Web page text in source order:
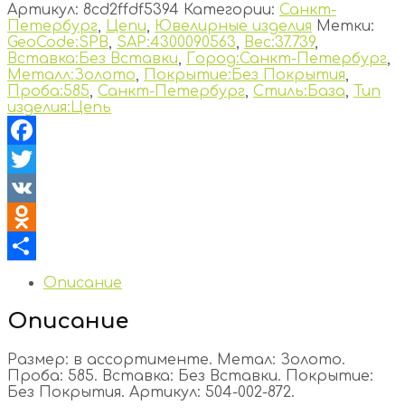
Артикул: 8cd2ffdf5394 Категории: Санкт-
Петербург, Цепи, Ювелирные изделия Метки:
GeoCode:SPB, SAP:4300090563, Вес:37.739,
Вставка:Без Вставки, Город:Санкт-Петербург,
Металл:Золото, Покрытие:Без Покрытия,
Проба:585, Санкт-Петербург, Стиль:База, Тип
изделия:Цепь
Facebook
Twitter
VK
Odnoklassniki
Отправить
Описание
Описание
Размер: в ассортименте. Метал: Золото.
Проба: 585. Вставка: Без Вставки. Покрытие:
Без Покрытия. Артикул: 504-002-872.